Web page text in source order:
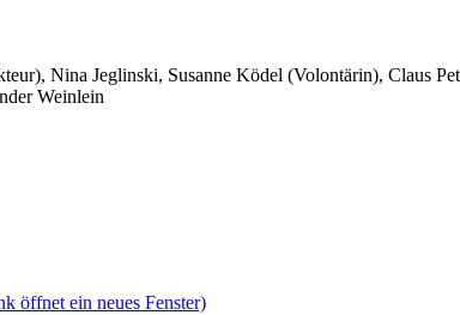
Nina Jeglinski, Susanne Ködel (Volontärin), Claus
Weinlein
öffnet ein neues Fenster)